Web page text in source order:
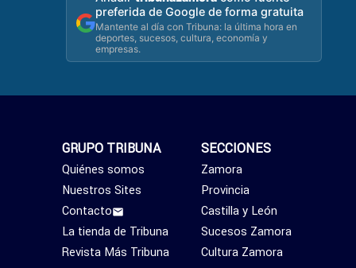
preferida de Google de forma gratuita
Mantente al día con Tribuna: la última hora en
deportes, sucesos, cultura, economía y
empresas.
SECCIONES
Zamora
Provincia
Castilla y León
Sucesos Zamora
Cultura Zamora
GRUPO TRIBUNA
Quiénes somos
Nuestros Sites
Contacto
La tienda de Tribuna
Revista Más Tribuna